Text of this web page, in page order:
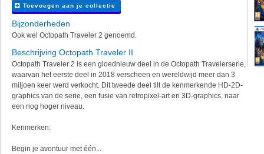
Toevoegen aan je collectie
Bijzonderheden
Ook wel Octopath Traveler 2 genoemd.
Beschrijving Octopath Traveler II
Octopath Traveler 2 is een gloednieuw deel in de Octopath Travelerserie,
waarvan het eerste deel in 2018 verscheen en wereldwijd meer dan 3
miljoen keer werd verkocht. Dit tweede deel tilt de kenmerkende HD-2D-
graphics van de serie, een fusie van retropixel-art en 3D-graphics, naar
een nog hoger niveau.
Kenmerken:
Begin je avontuur met één...